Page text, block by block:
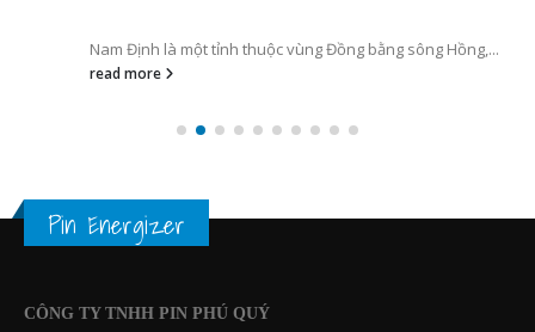
Nam Định là một tỉnh thuộc vùng Đồng bằng sông Hồng,...
read more
Pin Energizer
CÔNG TY TNHH PIN PHÚ QUÝ